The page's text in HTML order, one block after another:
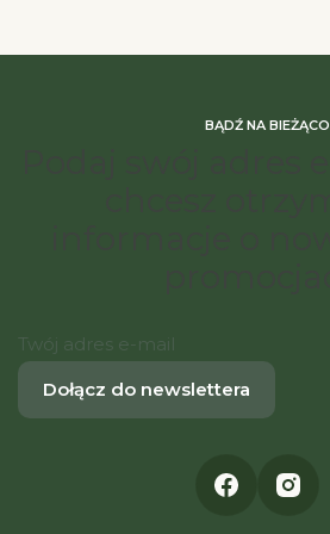
BĄDŹ NA BIEŻĄCO
Twój adres e-mail
Dołącz do newslettera